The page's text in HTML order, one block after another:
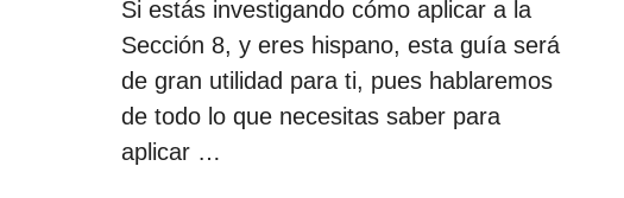
Si estás investigando cómo aplicar a la
Sección 8, y eres hispano, esta guía será
de gran utilidad para ti, pues hablaremos
de todo lo que necesitas saber para
aplicar …